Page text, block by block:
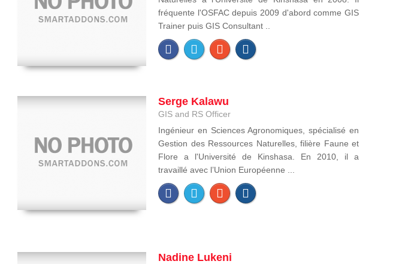
fréquente l'OSFAC depuis 2009 d'abord comme GIS
Trainer puis GIS Consultant ..
Serge Kalawu
GIS and RS Officer
Ingénieur en Sciences Agronomiques, spécialisé en
Gestion des Ressources Naturelles, filière Faune et
Flore a l'Université de Kinshasa. En 2010, il a
travaillé avec l’Union Européenne ...
Nadine Lukeni